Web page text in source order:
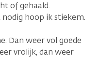
of gehaald.
hoop ik stiekem.
Dan weer vol goede
vrolijk, dan weer